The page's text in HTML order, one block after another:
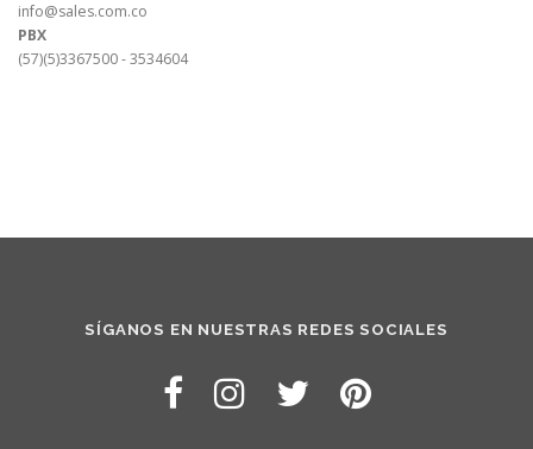
info@sales.com.co
PBX
(57)(5)3367500 - 3534604
SÍGANOS EN NUESTRAS REDES SOCIALES